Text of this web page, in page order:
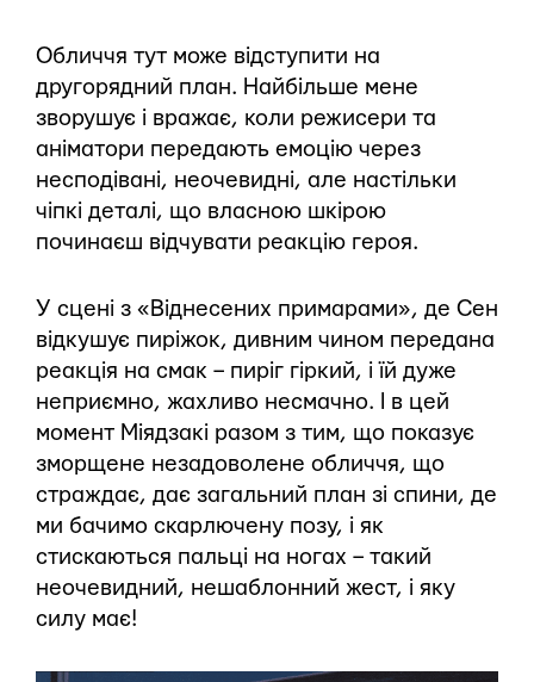
Обличчя тут може відступити на
другорядний план. Найбільше мене
зворушує і вражає, коли режисери та
аніматори передають емоцію через
несподівані, неочевидні, але настільки
чіпкі деталі, що власною шкірою
починаєш відчувати реакцію героя.
У сцені з «Віднесених примарами», де Сен
відкушує пиріжок, дивним чином передана
реакція на смак – пиріг гіркий, і їй дуже
неприємно, жахливо несмачно. І в цей
момент Міядзакі разом з тим, що показує
зморщене незадоволене обличчя, що
страждає, дає загальний план зі спини, де
ми бачимо скарлючену позу, і як
стискаються пальці на ногах – такий
неочевидний, нешаблонний жест, і яку
силу має!